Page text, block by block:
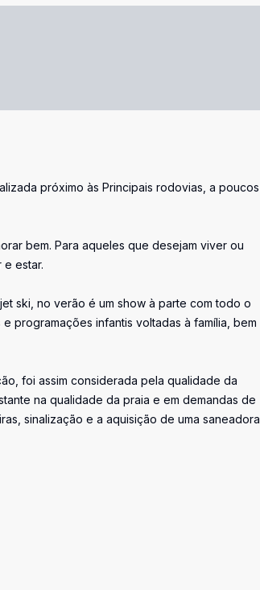
próximo às Principais rodovias, a poucos
bem. Para aqueles que desejam viver ou
estar.
ski, no verão é um show à parte com todo o
programações infantis voltadas à família, bem
foi assim considerada pela qualidade da
na qualidade da praia e em demandas de
sinalização e a aquisição de uma saneadora